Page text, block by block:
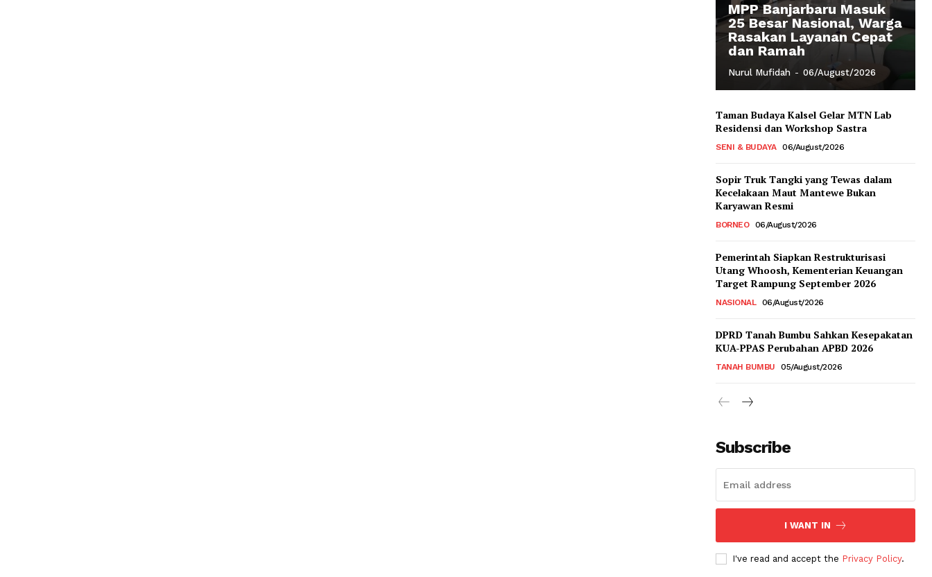
MPP Banjarbaru Masuk
25 Besar Nasional, Warga
Rasakan Layanan Cepat
dan Ramah
Nurul Mufidah - 06/August/2026
Taman Budaya Kalsel Gelar MTN Lab
Residensi dan Workshop Sastra
SENI & BUDAYA 06/August/2026
Sopir Truk Tangki yang Tewas dalam
Kecelakaan Maut Mantewe Bukan
Karyawan Resmi
BORNEO 06/August/2026
Pemerintah Siapkan Restrukturisasi
Utang Whoosh, Kementerian Keuangan
Target Rampung September 2026
NASIONAL 06/August/2026
DPRD Tanah Bumbu Sahkan Kesepakatan
KUA-PPAS Perubahan APBD 2026
TANAH BUMBU 05/August/2026
Subscribe
I WANT IN
I've read and accept the Privacy Policy.